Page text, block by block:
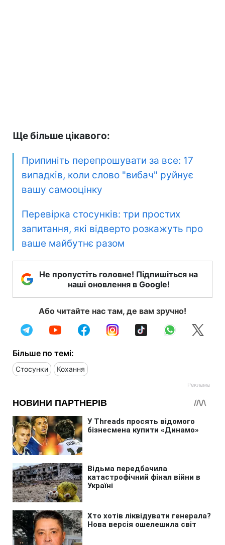
Ще більше цікавого:
Припиніть перепрошувати за все: 17
випадків, коли слово "вибач" руйнує
вашу самооцінку
Перевірка стосунків: три простих
запитання, які відверто розкажуть про
ваше майбутнє разом
Не пропустіть головне! Підпишіться на
наші оновлення в Google!
Або читайте нас там, де вам зручно!
Більше по темі:
Стосунки Кохання